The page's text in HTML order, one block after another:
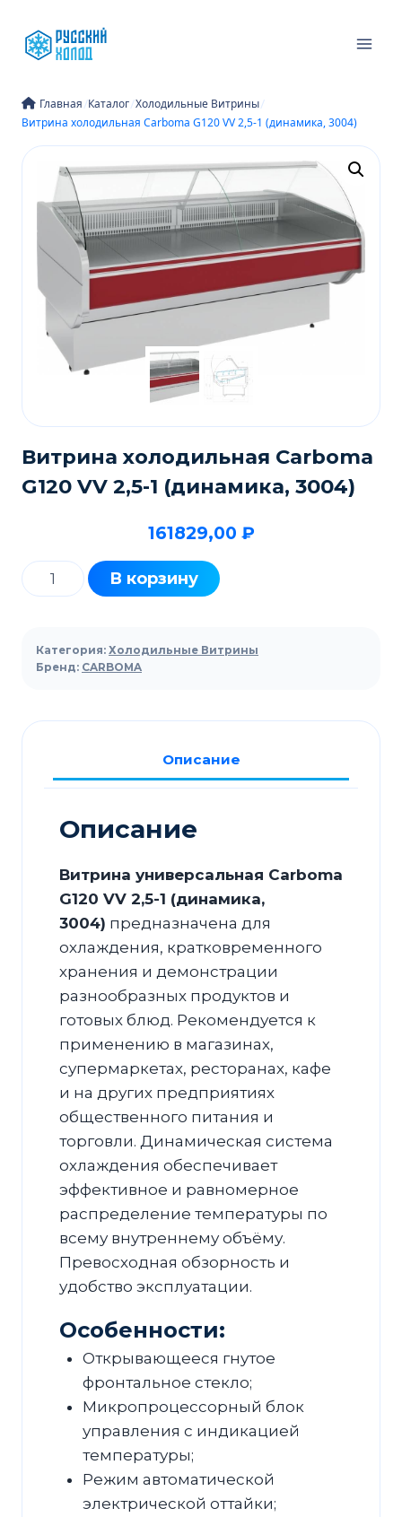
содержимому
Главная/Каталог/Холодильные Витрины/
Витрина холодильная Carboma G120 VV 2,5-1 (динамика, 3004)
Витрина холодильная Carboma
G120 VV 2,5-1 (динамика, 3004)
161829,00 ₽
Количество
товара
холодильная
Carboma
VV
2,5-
(динамика,
В корзину
Категория: Холодильные Витрины
Бренд: CARBOMA
Описание
Описание
Витрина универсальная Carboma
G120 VV 2,5-1 (динамика,
3004) предназначена для
охлаждения, кратковременного
хранения и демонстрации
разнообразных продуктов и
готовых блюд. Рекомендуется к
применению в магазинах,
супермаркетах, ресторанах, кафе
и на других предприятиях
общественного питания и
торговли. Динамическая система
охлаждения обеспечивает
эффективное и равномерное
распределение температуры по
всему внутреннему объёму.
Превосходная обзорность и
удобство эксплуатации.
Особенности:
Открывающееся гнутое
фронтальное стекло;
Микропроцессорный блок
управления с индикацией
температуры;
Режим автоматической
электрической оттайки;